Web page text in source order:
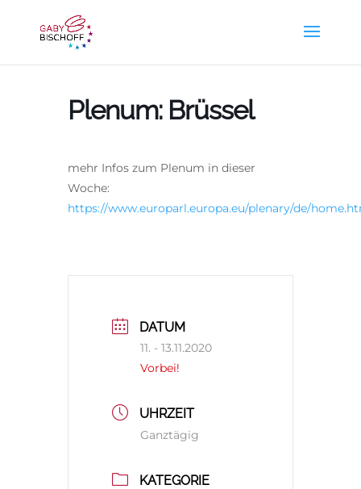
Plenum: Brüssel
mehr Infos zum Plenum in dieser
Woche:
https://www.europarl.europa.eu/plenary/de/
DATUM
11. - 13.11.2020
Vorbei!
UHRZEIT
Ganztägig
KATEGORIE